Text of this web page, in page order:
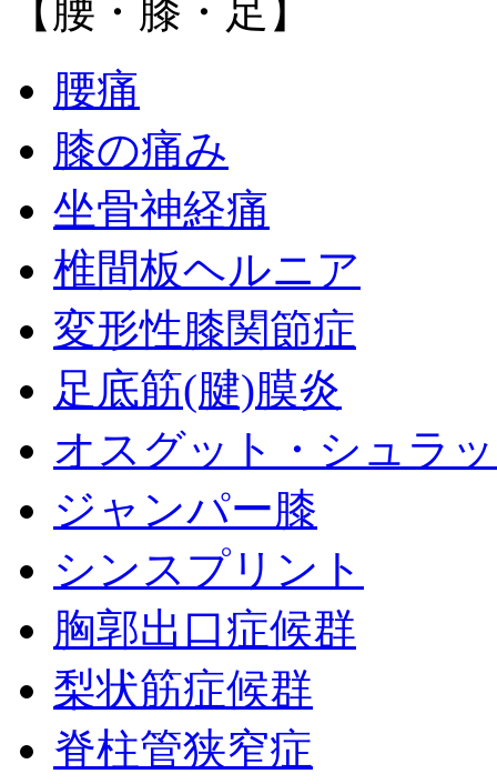
【腰・膝・足】
腰痛
膝の痛み
坐骨神経痛
椎間板ヘルニア
変形性膝関節症
足底筋(腱)膜炎
オスグット・シュラ
ジャンパー膝
シンスプリント
胸郭出口症候群
梨状筋症候群
脊柱管狭窄症